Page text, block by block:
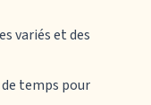
variés et des
temps pour